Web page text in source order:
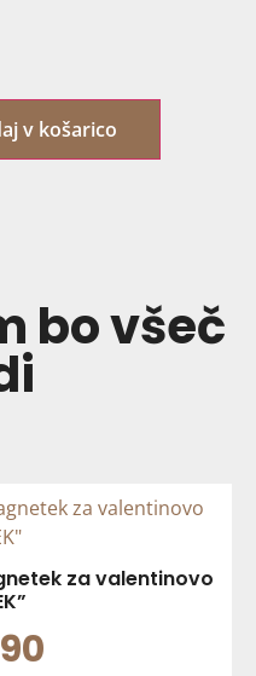
v košarico
bo všeč
za valentinovo